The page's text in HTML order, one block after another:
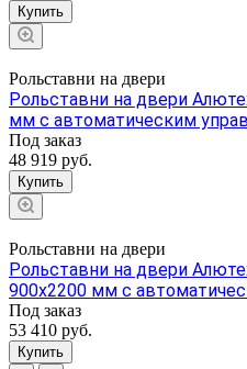
Купить
Рольставни на двери
Рольставни на двери
мм с автоматическим
Под заказ
48 919 руб.
Купить
Рольставни на двери
Рольставни на двери
900x2200 мм с
Под заказ
53 410 руб.
Купить